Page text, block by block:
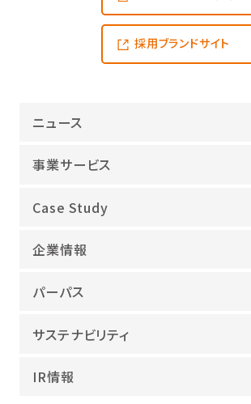
採用ブランドサイト
ニュース
事業サービス
オープンアップグループが選ばれる理由
ITインフラ
IT開発
海外領域
教育・人材紹介
Case Study
企業情報
ごあいさつ
沿革
役員紹介
パーパス
当社グループのパーパス
幸せな仕事総合研究所
サステナビリティ
IR情報